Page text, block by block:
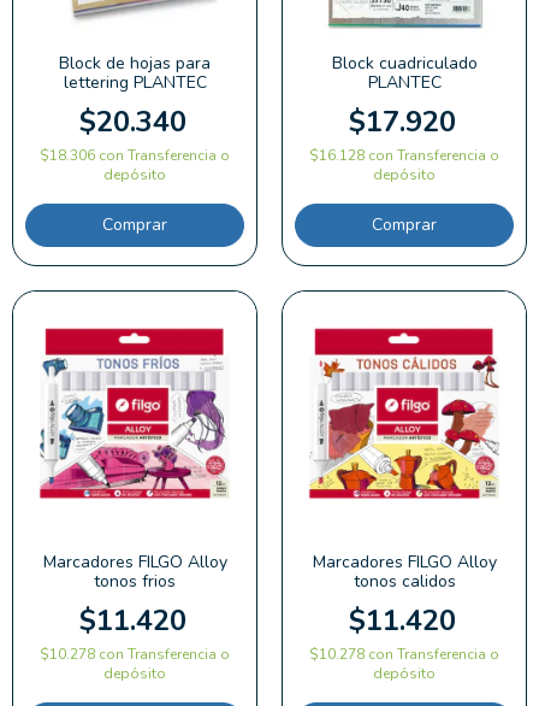
Block de hojas para
lettering PLANTEC
$20.340
$18.306 con Transferencia o
depósito
Comprar
Block cuadriculado
PLANTEC
$17.920
$16.128 con Transferencia o
depósito
Comprar
Marcadores FILGO Alloy
tonos frios
$11.420
$10.278 con Transferencia o
depósito
Marcadores FILGO Alloy
tonos calidos
$11.420
$10.278 con Transferencia o
depósito